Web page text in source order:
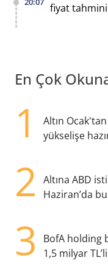
fiyat
En Çok
1
Altın
yükselişe
2
Altına ABD
Haziran’da
3
BofA holding
1,5 milyar